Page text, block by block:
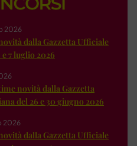
2026
dalla Gazzetta Ufficiale
7 luglio 2026
novità dalla Gazzetta
del 26 e 30 giugno 2026
2026
dalla Gazzetta Ufficiale